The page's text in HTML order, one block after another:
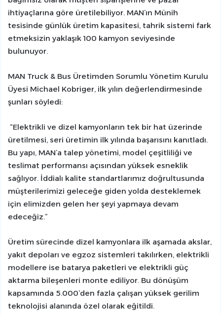
ihtiyaçlarına göre üretilebiliyor. MAN’ın Münih
tesisinde günlük üretim kapasitesi, tahrik sistemi fark
etmeksizin yaklaşık 100 kamyon seviyesinde
bulunuyor.
MAN Truck & Bus Üretimden Sorumlu Yönetim Kurulu
Üyesi Michael Kobriger, ilk yılın değerlendirmesinde
şunları söyledi:
“Elektrikli ve dizel kamyonların tek bir hat üzerinde
üretilmesi, seri üretimin ilk yılında başarısını kanıtladı.
Bu yapı, MAN’a talep yönetimi, model çeşitliliği ve
teslimat performansı açısından yüksek esneklik
sağlıyor. İddialı kalite standartlarımız doğrultusunda
müşterilerimizi geleceğe giden yolda desteklemek
için elimizden gelen her şeyi yapmaya devam
edeceğiz.”
Üretim sürecinde dizel kamyonlara ilk aşamada akslar,
yakıt depoları ve egzoz sistemleri takılırken, elektrikli
modellere ise batarya paketleri ve elektrikli güç
aktarma bileşenleri monte ediliyor. Bu dönüşüm
kapsamında 5.000’den fazla çalışan yüksek gerilim
teknolojisi alanında özel olarak eğitildi.